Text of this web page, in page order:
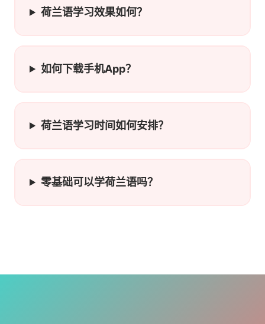
荷兰语学习效果如何？
如何下载手机App？
荷兰语学习时间如何安排？
零基础可以学荷兰语吗？